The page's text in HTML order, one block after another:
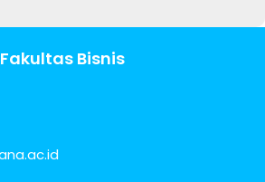
Fakultas Bisnis